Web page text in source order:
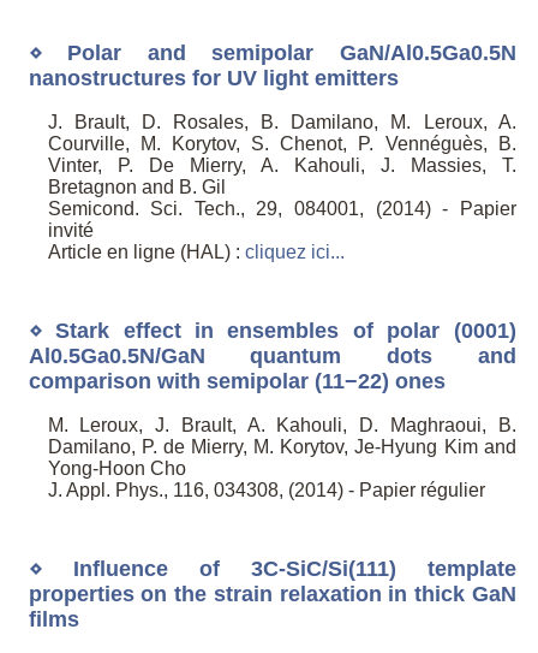
⋄ Polar and semipolar GaN/Al0.5Ga0.5N
nanostructures for UV light emitters
J. Brault, D. Rosales, B. Damilano, M. Leroux, A.
Courville, M. Korytov, S. Chenot, P. Vennéguès, B.
Vinter, P. De Mierry, A. Kahouli, J. Massies, T.
Bretagnon and B. Gil
Semicond. Sci. Tech., 29, 084001, (2014) - Papier
invité
Article en ligne (HAL) : cliquez ici...
⋄ Stark effect in ensembles of polar (0001)
Al0.5Ga0.5N/GaN quantum dots and
comparison with semipolar (11−22) ones
M. Leroux, J. Brault, A. Kahouli, D. Maghraoui, B.
Damilano, P. de Mierry, M. Korytov, Je-Hyung Kim and
Yong-Hoon Cho
J. Appl. Phys., 116, 034308, (2014) - Papier régulier
⋄ Influence of 3C-SiC/Si(111) template
properties on the strain relaxation in thick GaN
films